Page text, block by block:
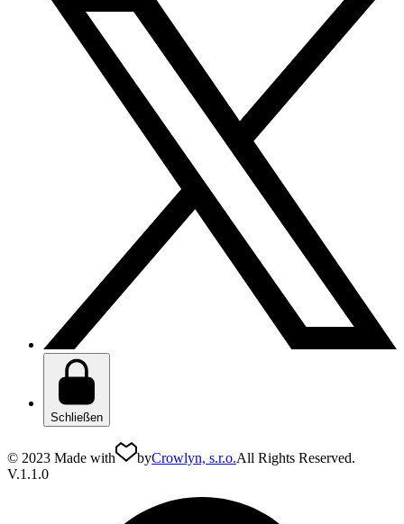
Schließen
© 2023 Made with byCrowlyn, s.r.o.All Rights Reserved.
V.1.1.0